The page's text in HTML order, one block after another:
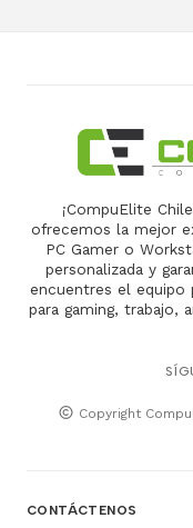
¡CompuElite
ofrecemos la mejor
PC Gamer o
personalizada y
encuentres el equipo
para gaming, trabajo,
Copyright
CONTÁCTENOS